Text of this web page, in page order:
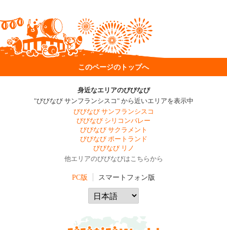
このページのトップへ
身近なエリアのびびなび
"びびなび サンフランシスコ" から近いエリアを表示中
びびなび サンフランシスコ
びびなび シリコンバレー
びびなび サクラメント
びびなび ポートランド
びびなび リノ
他エリアのびびなびはこちらから
PC版 スマートフォン版